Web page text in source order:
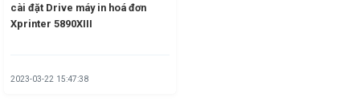
cài đặt Drive máy in hoá đơn
Xprinter 5890XIII
2023-03-22 15:47:38